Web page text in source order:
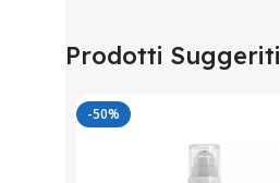
Prodotti Suggeriti
-50%